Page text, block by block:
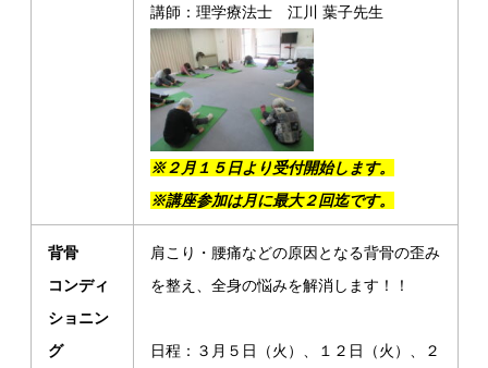
講師：理学療法士 江川 葉子先生
※２月１５日より受付開始します。
※講座参加は月に最大２回迄です。
背骨
コンディ
ショニン
グ
肩こり・腰痛などの原因となる背骨の歪み
を整え、全身の悩みを解消します！！
日程：３月５日（火）、１２日（火）、２